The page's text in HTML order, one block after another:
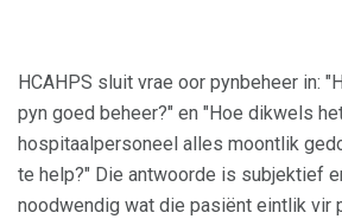
HCAHPS sluit vrae oor pynbeheer in:
pyn goed beheer?" en "Hoe dikwels
hospitaalpersoneel alles moontlik
te help?" Die antwoorde is subjektief
noodwendig wat die pasiënt eintlik vir